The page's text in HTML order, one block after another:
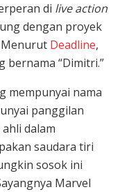
di live action
dengan proyek
Menurut Deadline,
bernama “Dimitri.”
mempunyai nama
panggilan
dalam
saudara tiri
sosok ini
Marvel